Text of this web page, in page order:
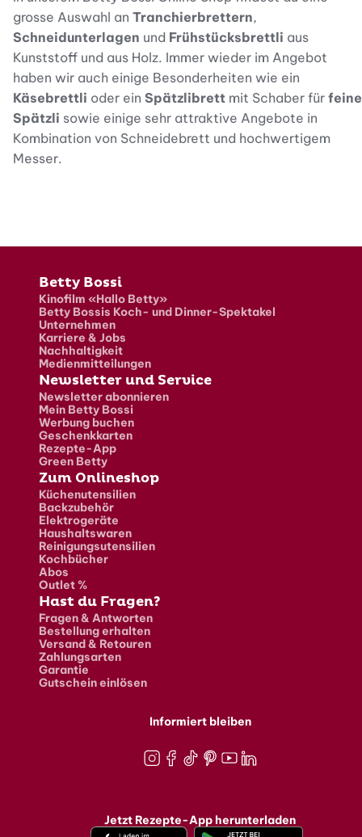
grosse Auswahl an Tranchierbrettern,
Schneidunterlagen und Frühstücksbrettli aus
Kunststoff und aus Holz. Immer wieder im Angebot
haben wir auch einige Besonderheiten wie ein
Käsebrettli oder ein Spätzlibrett mit Schaber für feine
Spätzli sowie einige sehr attraktive Angebote in
Kombination von Schneidebrett und hochwertigem
Messer.
Fusszeile
Betty Bossi
Kinofilm «Hallo Betty»
Betty Bossis Koch- und Dinner-Spektakel
Unternehmen
Karriere & Jobs
Nachhaltigkeit
Medienmitteilungen
Newsletter und Service
Newsletter abonnieren
Mein Betty Bossi
Werbung buchen
Geschenkkarten
Rezepte-App
Green Betty
Zum Onlineshop
Küchenutensilien
Backzubehör
Elektrogeräte
Haushaltswaren
Reinigungsutensilien
Kochbücher
Abos
Outlet %
Hast du Fragen?
Fragen & Antworten
Bestellung erhalten
Versand & Retouren
Zahlungsarten
Garantie
Gutschein einlösen
Informiert bleiben
Jetzt Rezepte-App herunterladen